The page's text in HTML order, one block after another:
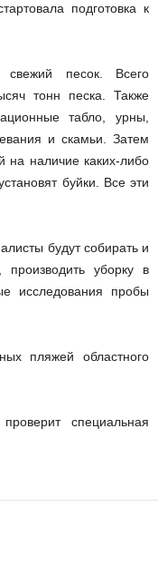
подготовка к
песок. Всего
тонн песка. Также
табло, урны,
и скамьи. Затем
на наличие каких-либо
буйки. Все эти
будут собирать и
уборку в
исследования пробы
пляжей областного
специальная